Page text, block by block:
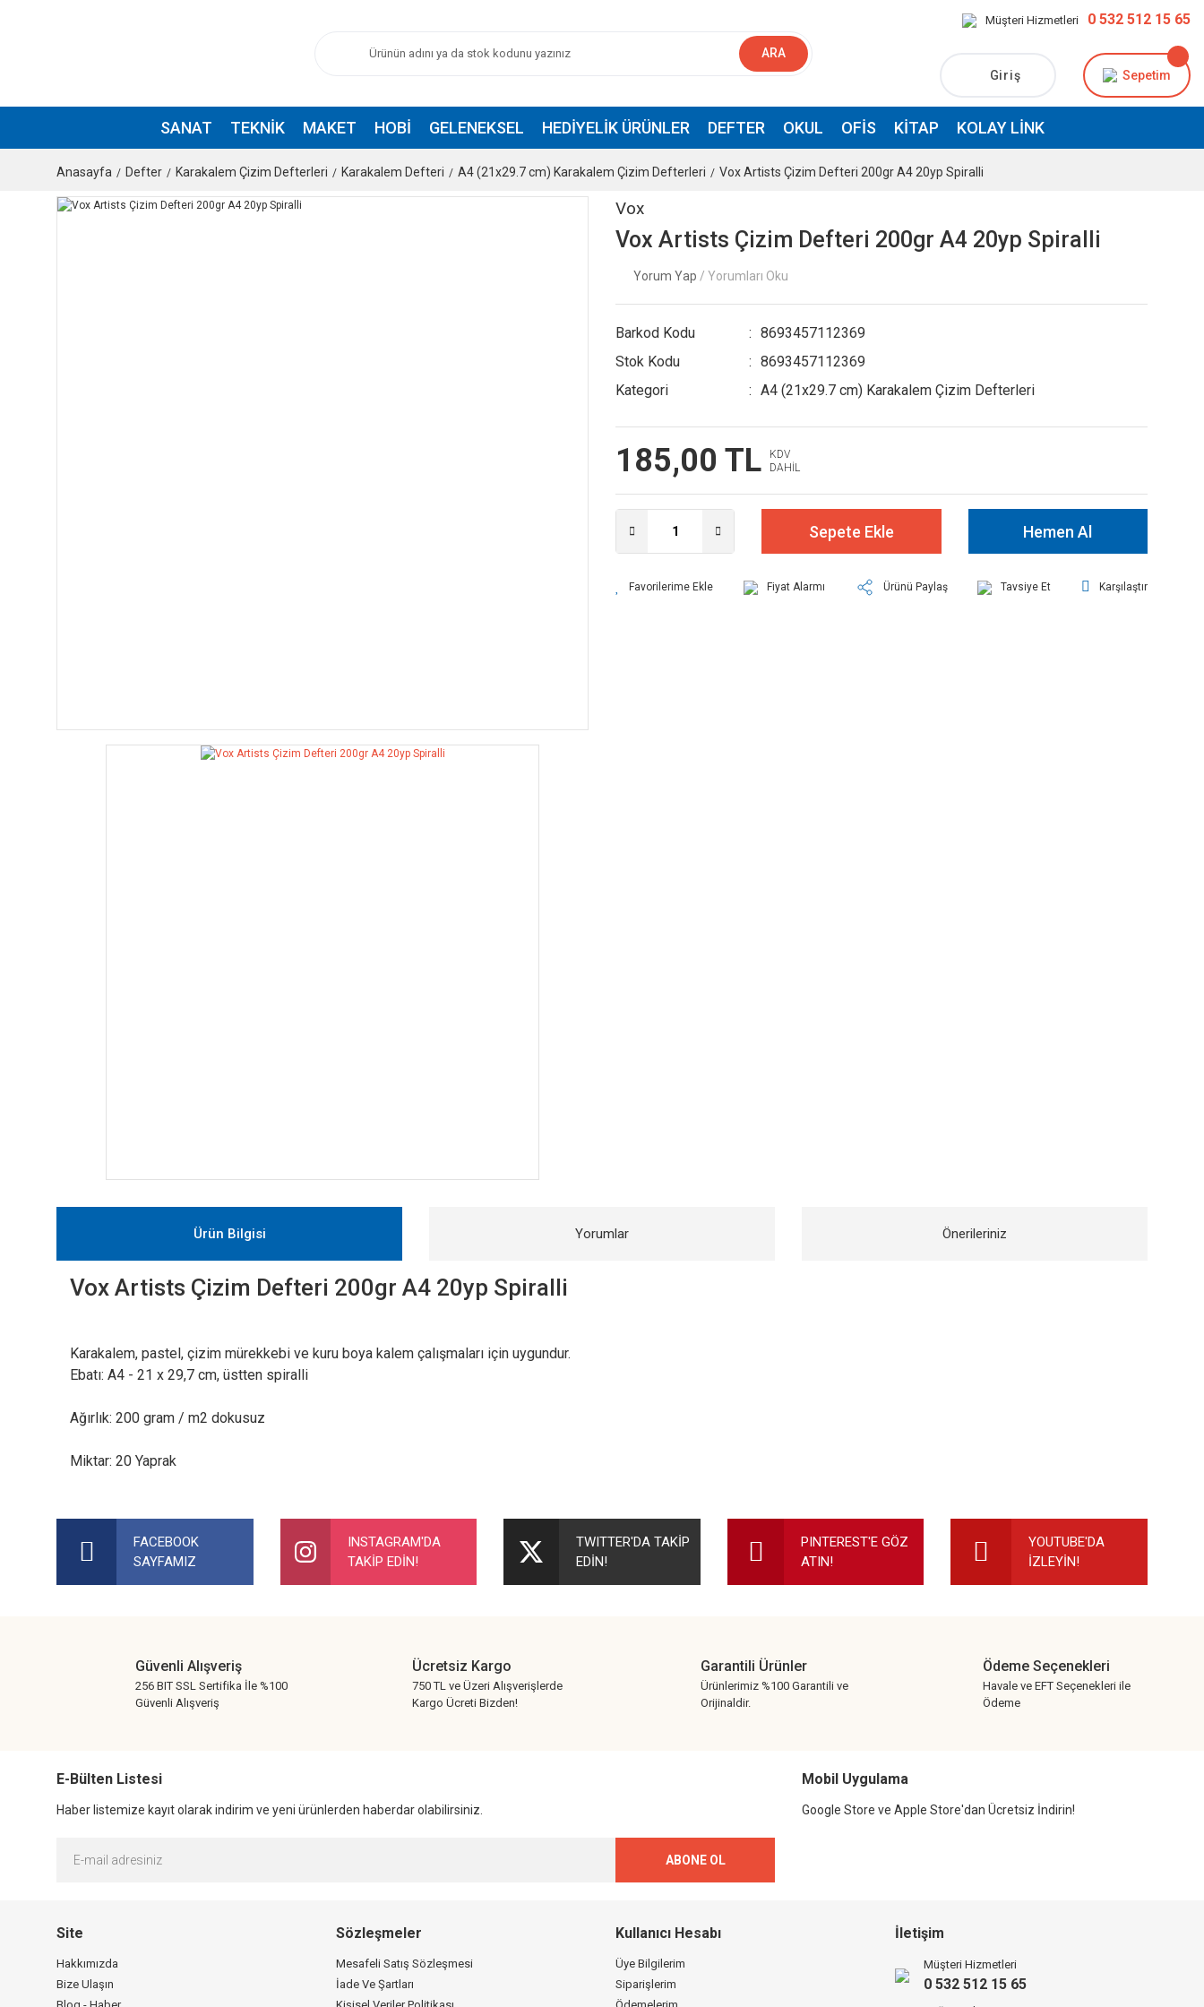
ARA
Müşteri Hizmetleri 0 532 512 15 65
Giriş Sepetim
SANAT TEKNIK MAKET HOBI GELENEKSEL HEDIYELIK ÜRÜNLER DEFTER OKUL OFIS KITAP KOLAY LINK
Anasayfa Defter Karakalem Çizim Defterleri Karakalem Defteri A4 (21x29.7 cm) Karakalem Çizim Defterleri Vox Artists Çizim Defteri 200gr A4 20yp Spiralli
Vox
Vox Artists Çizim Defteri 200gr A4 20yp Spiralli
Yorum Yap / Yorumları Oku
Barkod Kodu
8693457112369
Stok Kodu
8693457112369
Kategori
A4 (21x29.7 cm) Karakalem Çizim Defterleri
185,00 TL
KDV
DAHİL
Sepete Ekle Hemen Al
Fiyat Alarmı Ürünü Paylaş Tavsiye Et Karşılaştır
Ürün Bilgisi Yorumlar Önerileriniz
Vox Artists Çizim Defteri 200gr A4 20yp Spiralli
Karakalem, pastel, çizim mürekkebi ve kuru boya kalem çalışmaları için uygundur.
Ebatı: A4 - 21 x 29,7 cm, üstten spiralli
Ağırlık: 200 gram / m2 dokusuz
Miktar: 20 Yaprak
Bu ürüne ilk yorumu siz yapın!
Bu ürüne benzer farklı alternatifler olmalı.
FACEBOOK
SAYFAMIZ
INSTAGRAM'DA
TAKİP EDİN!
TWITTER'DA TAKİP
EDİN!
PINTEREST'E GÖZ
ATIN!
YOUTUBE'DA
İZLEYİN!
Güvenli Alışveriş
256 BIT SSL Sertifika İle %100
Güvenli Alışveriş
Ücretsiz Kargo
750 TL ve Üzeri Alışverişlerde
Kargo Ücreti Bizden!
Garantili Ürünler
Ürünlerimiz %100 Garantili ve
Orijinaldir.
Ödeme Seçenekleri
Havale ve EFT Seçenekleri ile
Ödeme
E-Bülten Listesi
Haber listemize kayıt olarak indirim ve yeni ürünlerden haberdar olabilirsiniz.
ABONE OL
Mobil Uygulama
Google Store ve Apple Store'dan Ücretsiz İndirin!
Site
Hakkımızda
Bize Ulaşın
Sözleşmeler
Mesafeli Satış Sözleşmesi
İade Ve Şartları
Kullanıcı Hesabı
Üye Bilgilerim
Siparişlerim
İletişim
Müşteri Hizmetleri
0 532 512 15 65